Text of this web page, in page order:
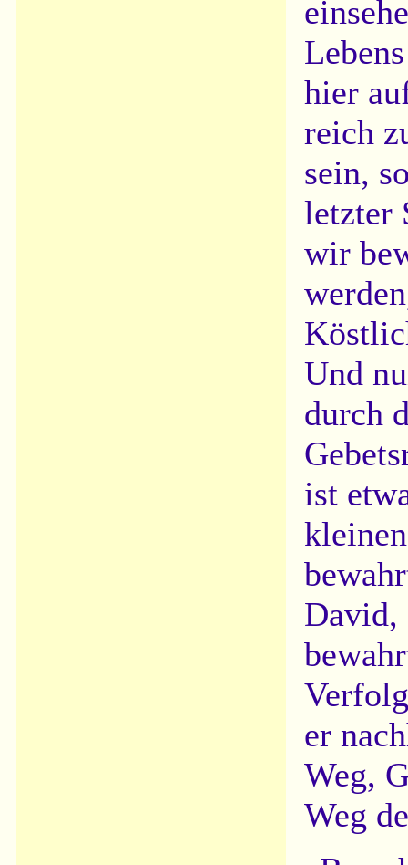
hier
reich
sein,
letzter
wir
Und
durch
ist
David,
er
Weg,
Weg